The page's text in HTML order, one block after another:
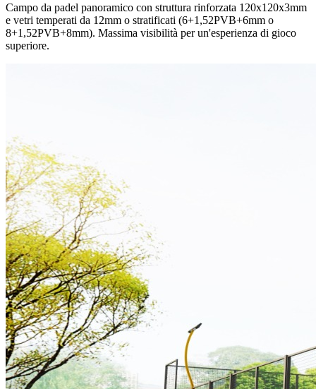
Campo da padel panoramico con struttura rinforzata 120x120x3mm
e vetri temperati da 12mm o stratificati (6+1,52PVB+6mm o
8+1,52PVB+8mm). Massima visibilità per un'esperienza di gioco
superiore.